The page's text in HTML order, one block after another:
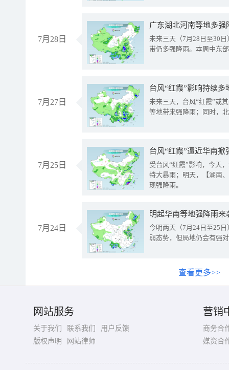
7月28日
广东湖北河南等地多
未来三天（7月28日至30
带仍多强降雨。本周中东
7月27日
台风“红霞”影响持续
未来三天，台风“红霞”或
等地带来强降雨；同时，
7月25日
台风“红霞”逼近华南
受台风“红霞”影响，今天
特大暴雨；明天，【湖南
现强降雨。
7月24日
明起华南等地强降雨
今明两天（7月24日至25
弱态势，但局地仍会有强
查看更多>>
网站服务
关于我们 联系我们
用户反馈
版权声明
网站律师
营销
商务合
媒资合